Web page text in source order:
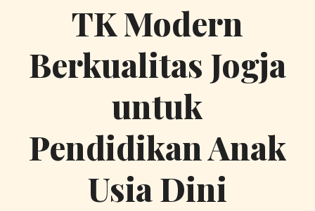
TK Modern
Berkualitas Jogja
untuk
Pendidikan Anak
Usia Dini